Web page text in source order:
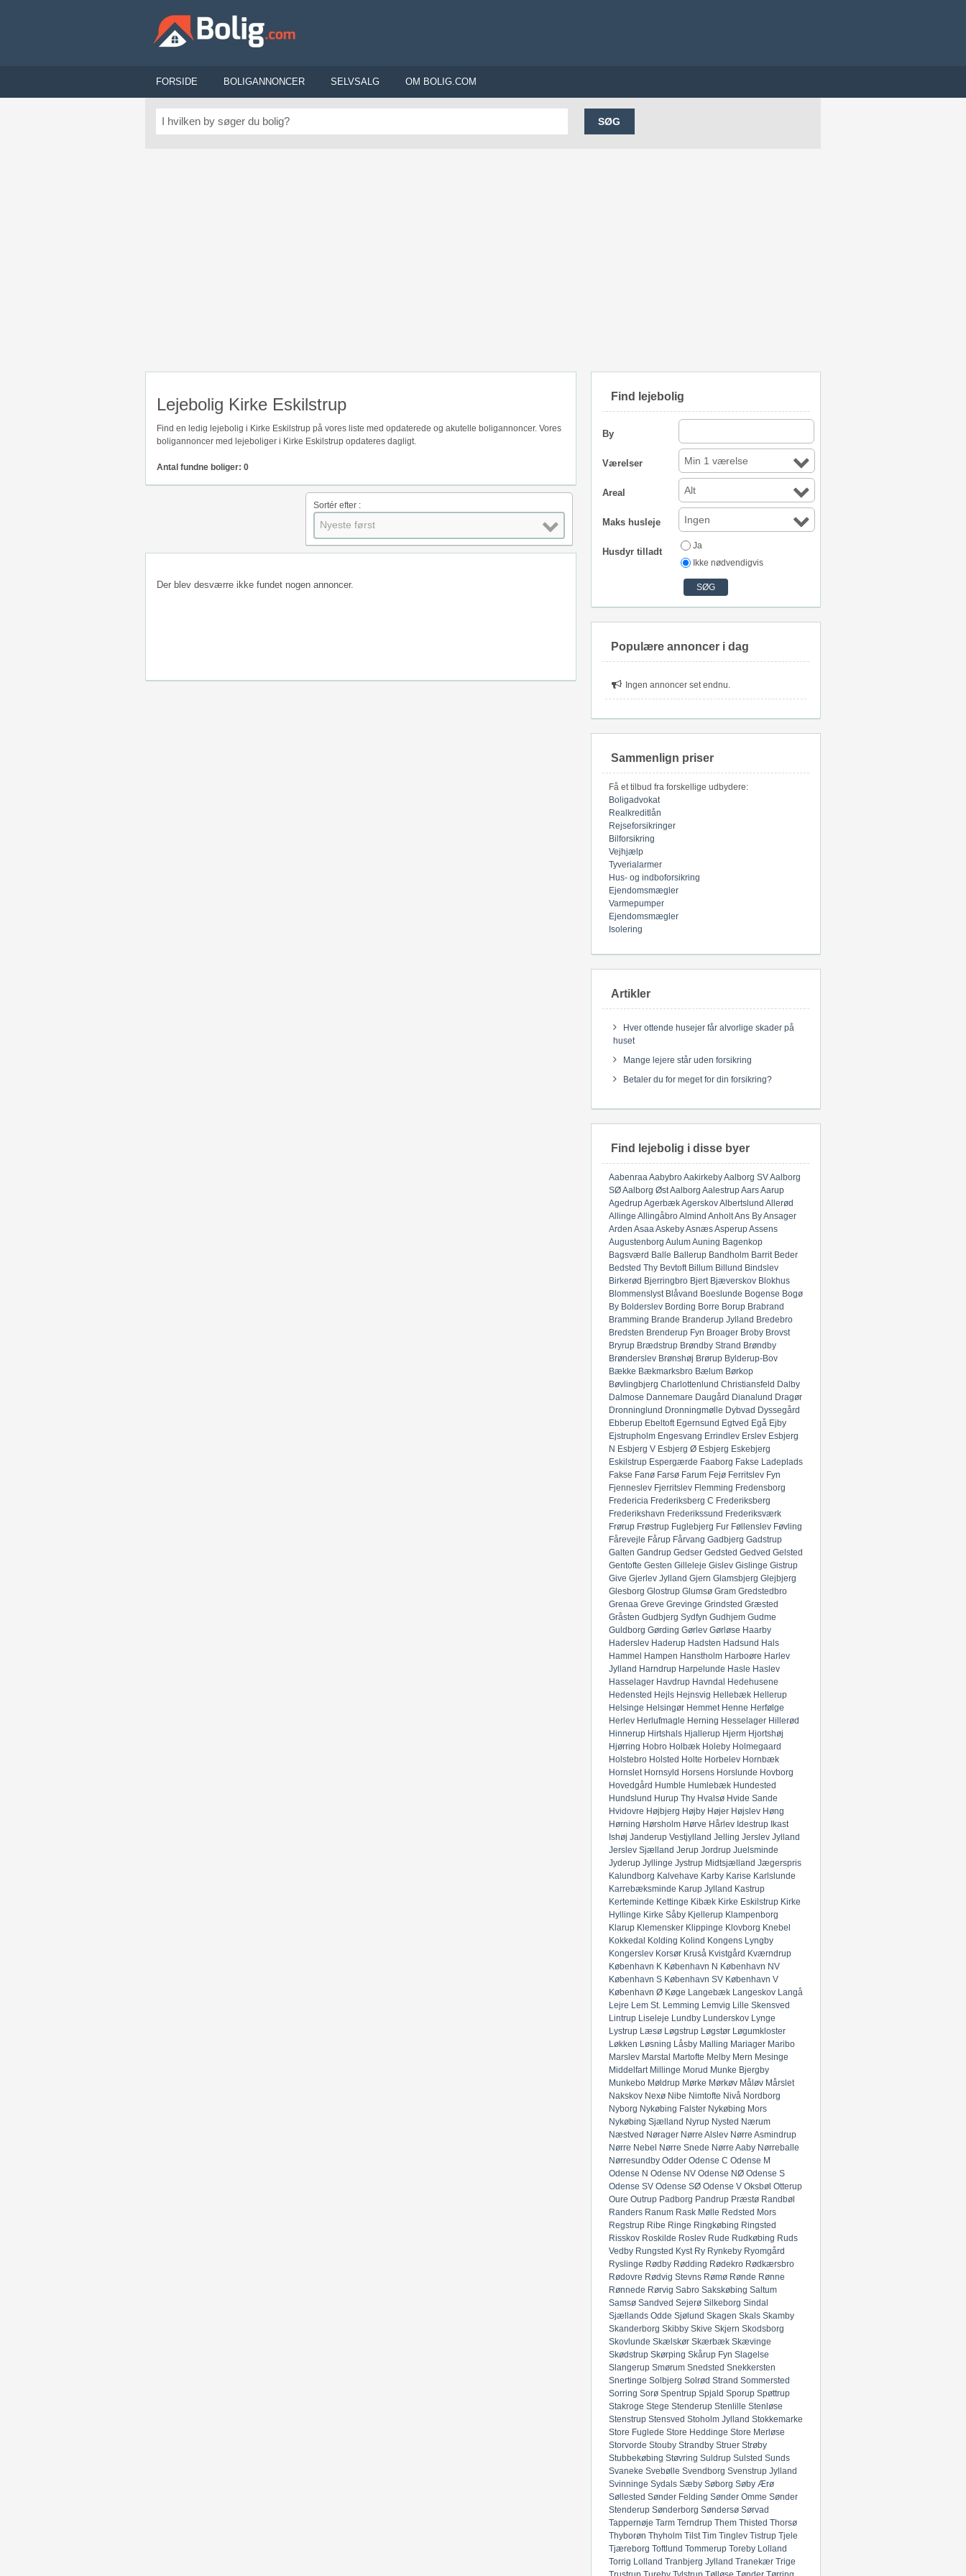
FORSIDE BOLIGANNONCER SELVSALG OM BOLIG.COM
SØG
Lejebolig Kirke Eskilstrup
Find en ledig lejebolig i Kirke Eskilstrup på vores liste med opdaterede og akutelle boligannoncer. Vores
boligannoncer med lejeboliger i Kirke Eskilstrup opdateres dagligt.
Antal fundne boliger: 0
Sortér efter :
Nyeste først
Der blev desværre ikke fundet nogen annoncer.
Find lejebolig
By
Værelser Min 1 værelse
Areal Alt
Maks husleje Ingen
Husdyr tilladt
Ja
Ikke nødvendigvis
Populære annoncer i dag
Ingen annoncer set endnu.
Sammenlign priser
Få et tilbud fra forskellige udbydere:
Boligadvokat
Realkreditlån
Rejseforsikringer
Bilforsikring
Vejhjælp
Tyverialarmer
Hus- og indboforsikring
Ejendomsmægler
Varmepumper
Ejendomsmægler
Isolering
Artikler
Hver ottende husejer får alvorlige skader på
huset
Mange lejere står uden forsikring
Betaler du for meget for din forsikring?
Find lejebolig i disse byer
AabenraaAabybroAakirkebyAalborg SVAalborg
SØAalborg ØstAalborg AalestrupAarsAarup
AgedrupAgerbækAgerskovAlbertslund Allerød
Allinge AllingåbroAlmind AnholtAns ByAnsager
Arden AsaaAskebyAsnæsAsperupAssens
Augustenborg AulumAuning Bagenkop
Bagsværd Balle Ballerup Bandholm Barrit Beder
Bedsted Thy Bevtoft Billum Billund Bindslev
Birkerød Bjerringbro Bjert Bjæverskov Blokhus
Blommenslyst Blåvand Boeslunde Bogense Bogø
By Bolderslev Bording Borre Borup Brabrand
Bramming Brande Branderup Jylland Bredebro
Bredsten Brenderup Fyn Broager Broby Brovst
Bryrup Brædstrup Brøndby Strand Brøndby
Brønderslev Brønshøj Brørup Bylderup-Bov
Bække Bækmarksbro Bælum Børkop
Bøvlingbjerg Charlottenlund Christiansfeld Dalby
Dalmose Dannemare Daugård Dianalund Dragør
Dronninglund Dronningmølle Dybvad Dyssegård
Ebberup Ebeltoft Egernsund Egtved Egå Ejby
Ejstrupholm Engesvang Errindlev Erslev Esbjerg
N Esbjerg V Esbjerg Ø Esbjerg Eskebjerg
Eskilstrup Espergærde Faaborg Fakse Ladeplads
Fakse Fanø Farsø Farum Fejø Ferritslev Fyn
Fjenneslev Fjerritslev Flemming Fredensborg
Fredericia Frederiksberg C Frederiksberg
Frederikshavn Frederikssund Frederiksværk
Frørup Frøstrup Fuglebjerg Fur Føllenslev Føvling
Fårevejle Fårup Fårvang Gadbjerg Gadstrup
Galten Gandrup Gedser Gedsted Gedved Gelsted
Gentofte Gesten Gilleleje Gislev Gislinge Gistrup
Give Gjerlev Jylland Gjern Glamsbjerg Glejbjerg
Glesborg Glostrup Glumsø Gram Gredstedbro
Grenaa Greve Grevinge Grindsted Græsted
Gråsten Gudbjerg Sydfyn Gudhjem Gudme
Guldborg Gørding Gørlev Gørløse Haarby
Haderslev Haderup Hadsten Hadsund Hals
Hammel
Hampen Hanstholm Harboøre Harlev
Jylland Harndrup Harpelunde Hasle Haslev
Hasselager Havdrup Havndal Hedehusene
Hedensted Hejls Hejnsvig Hellebæk Hellerup
Helsinge Helsingør Hemmet Henne Herfølge
Herlev Herlufmagle Herning Hesselager Hillerød
Hinnerup Hirtshals Hjallerup Hjerm Hjortshøj
Hjørring Hobro Holbæk Holeby Holmegaard
Holstebro Holsted Holte Horbelev Hornbæk
Hornslet Hornsyld Horsens Horslunde Hovborg
Hovedgård Humble Humlebæk Hundested
Hundslund Hurup Thy Hvalsø Hvide Sande
Hvidovre Højbjerg Højby Højer Højslev Høng
Hørning Hørsholm Hørve Hårlev Idestrup Ikast
Ishøj Janderup Vestjylland Jelling Jerslev Jylland
Jerslev Sjælland Jerup Jordrup Juelsminde
Jyderup Jyllinge Jystrup Midtsjælland Jægerspris
Kalundborg Kalvehave Karby Karise Karlslunde
Karrebæksminde Karup Jylland Kastrup
Kerteminde Kettinge Kibæk Kirke Eskilstrup Kirke
Hyllinge Kirke Såby Kjellerup Klampenborg
Klarup Klemensker Klippinge Klovborg Knebel
Kokkedal Kolding Kolind Kongens Lyngby
Kongerslev Korsør Kruså Kvistgård Kværndrup
København K København N København NV
København S København SV København V
København Ø Køge Langebæk Langeskov Langå
Lejre Lem St. Lemming Lemvig Lille Skensved
Lintrup Liseleje Lundby Lunderskov Lynge
Lystrup Læsø Løgstrup Løgstør Løgumkloster
Løkken Løsning Låsby Malling Mariager Maribo
Marslev Marstal Martofte Melby Mern Mesinge
Middelfart Millinge Morud Munke Bjergby
Munkebo Møldrup Mørke Mørkøv Måløv Mårslet
Nakskov Nexø Nibe Nimtofte Nivå Nordborg
Nyborg Nykøbing Falster Nykøbing Mors
Nykøbing Sjælland Nyrup Nysted Nærum
Næstved Nørager Nørre Alslev Nørre Asmindrup
Nørre Nebel
Nørre Snede Nørre Aaby Nørreballe
Nørresundby Odder Odense C Odense M
Odense N Odense NV Odense NØ Odense S
Odense SV Odense SØ Odense V Oksbøl Otterup
Oure Outrup Padborg Pandrup Præstø Randbøl
Randers Ranum Rask Mølle Redsted Mors
Regstrup Ribe Ringe Ringkøbing Ringsted
Risskov Roskilde Roslev Rude Rudkøbing Ruds
Vedby Rungsted Kyst Ry Rynkeby Ryomgård
Ryslinge Rødby Rødding Rødekro Rødkærsbro
Rødovre Rødvig Stevns Rømø Rønde Rønne
Rønnede Rørvig Sabro Sakskøbing Saltum
Samsø Sandved Sejerø Silkeborg Sindal
Sjællands Odde Sjølund Skagen Skals Skamby
Skanderborg Skibby Skive Skjern Skodsborg
Skovlunde Skælskør Skærbæk Skævinge
Skødstrup Skørping Skårup Fyn Slagelse
Slangerup Smørum Snedsted Snekkersten
Snertinge Solbjerg Solrød Strand Sommersted
Sorring Sorø Spentrup Spjald Sporup Spøttrup
Stakroge Stege Stenderup Stenlille Stenløse
Stenstrup Stensved Stoholm Jylland Stokkemarke
Store Fuglede Store Heddinge Store Merløse
Storvorde Stouby Strandby Struer Strøby
Stubbekøbing Støvring Suldrup Sulsted Sunds
Svaneke Svebølle Svendborg Svenstrup Jylland
Svinninge Sydals Sæby Søborg Søby Ærø
Søllested Sønder Felding Sønder Omme Sønder
Stenderup Sønderborg Søndersø Sørvad
Tappernøje Tarm Terndrup Them Thisted Thorsø
Thyborøn Thyholm Tilst Tim Tinglev Tistrup Tjele
Tjæreborg Toftlund Tommerup Toreby Lolland
Torrig Lolland Tranbjerg Jylland Tranekær Trige